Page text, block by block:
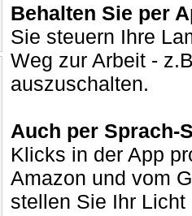
Behalten Sie per
Sie steuern Ihre
Weg zur Arbeit -
auszuschalten.
Auch per Sprach-
Klicks in der App
Amazon und vom
stellen Sie Ihr